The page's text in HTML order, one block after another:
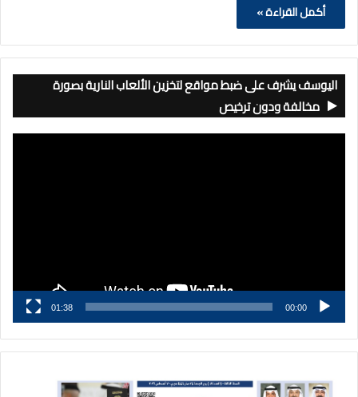
أكمل القراءة »
اليوسف يشرف على ضبط مواقع لتخزين الألعاب النارية بصورة
مخالفة ودون ترخيص
00:00
01:38